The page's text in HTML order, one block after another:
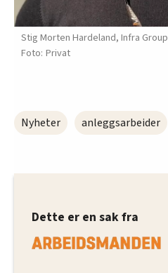
Stig Morten Hardeland, Infra Group
Privat
Nyheter anleggsarbeider
Dette er en sak fra